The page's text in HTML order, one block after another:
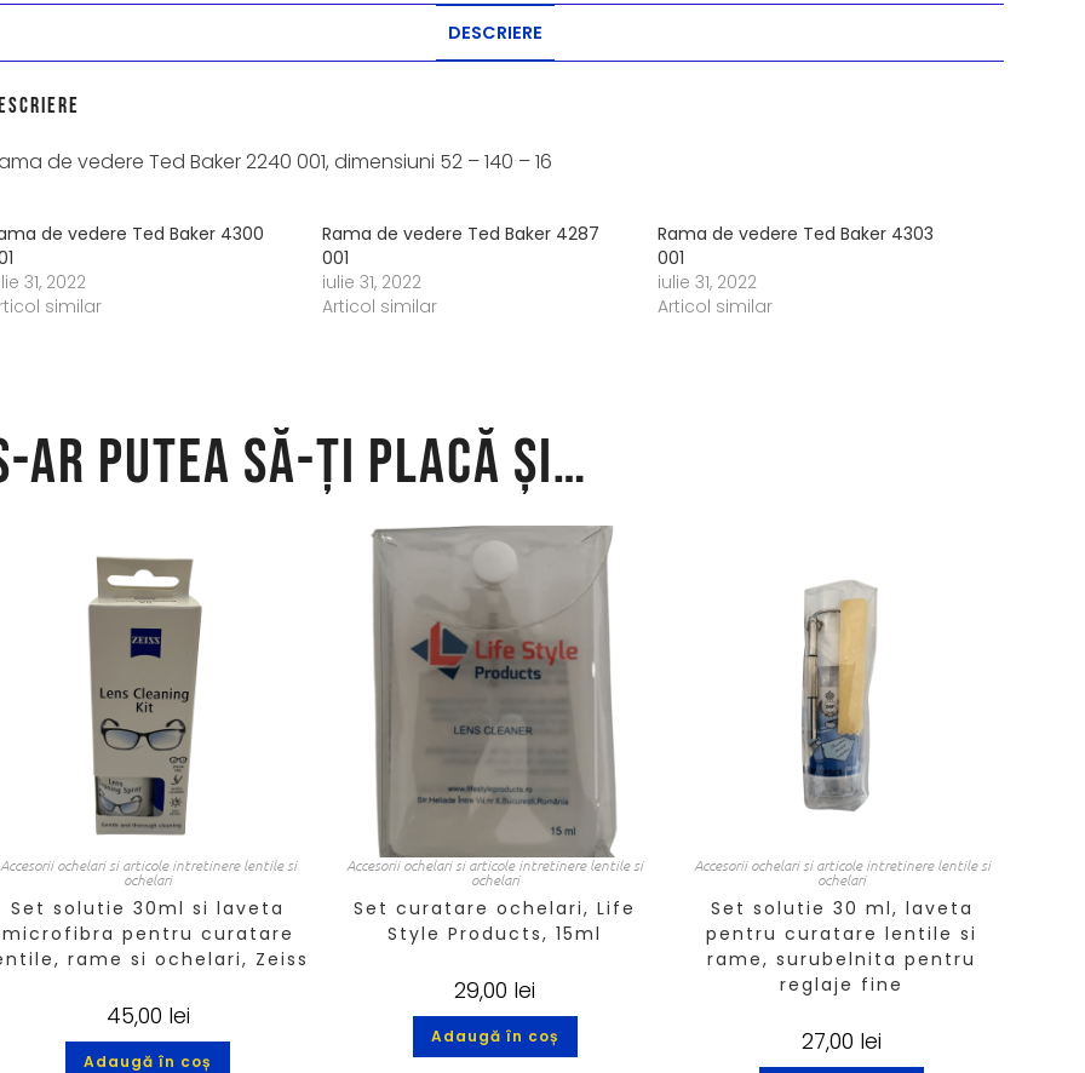
DESCRIERE
de vedere Ted Baker 2240 001, dimensiuni 52 – 140 – 16
de vedere Ted Baker 4300
31, 2022
similar
Rama de vedere Ted Baker 4287
001
iulie 31, 2022
Articol similar
Rama de vedere Ted Baker 4303
001
iulie 31, 2022
Articol similar
ar putea să-ți placă și…
Accesorii ochelari si articole intretinere lentile si
ochelari
Set solutie 30ml si laveta
microfibra pentru curatare
rame si ochelari, Zeiss
45,00 lei
Adaugă în coș
Accesorii ochelari si articole intretinere lentile si
ochelari
Set curatare ochelari, Life
Style Products, 15ml
29,00 lei
Adaugă în coș
Accesorii ochelari si articole intretinere lentile si
ochelari
Set solutie 30 ml, laveta
pentru curatare lentile si
rame, surubelnita pentru
reglaje fine
27,00 lei